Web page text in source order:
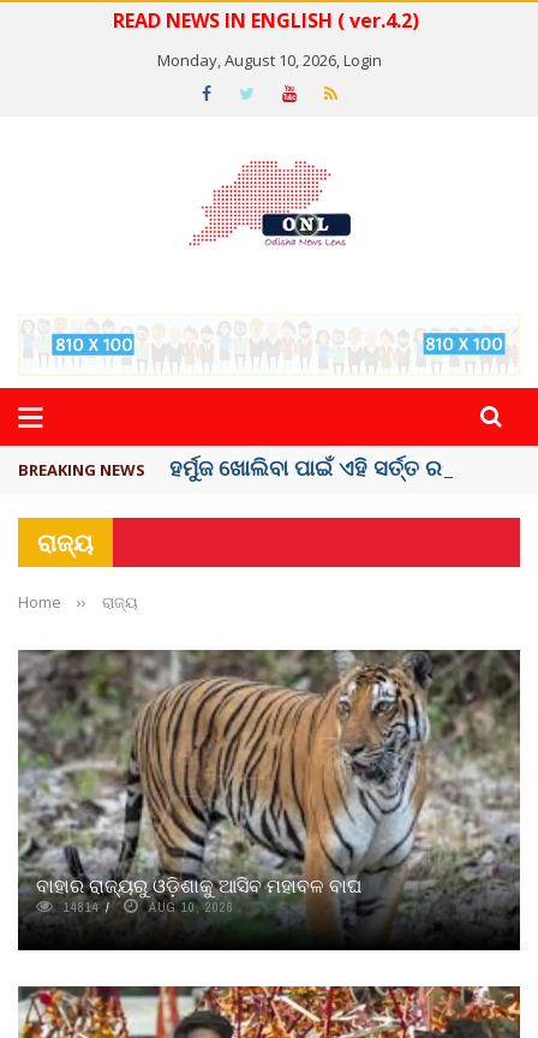
READ NEWS IN ENGLISH ( ver.4.2)
Monday, August 10, 2026,Login
BREAKING NEWS ହର୍ମୁଜ ଖୋଲିବା ପାଇଁ ଏହି ସର୍ତ୍ତ ରଖିଲା ...
ରାଜ୍ୟ
Home ›› ରାଜ୍ୟ
ବାହାର ରାଜ୍ୟରୁ ଓଡ଼ିଶାକୁ ଆସିବ ମହାବଳ ବାଘ
14814 AUG 10, 2026